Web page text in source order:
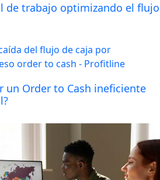
de trabajo optimizando el flujo
un Order to Cash ineficiente